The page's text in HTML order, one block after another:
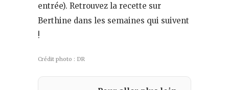
entrée). Retrouvez la recette sur
Berthine dans les semaines qui suivent
!
Crédit photo : DR